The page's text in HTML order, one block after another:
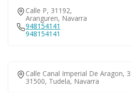
Calle P, 31192,
Aranguren, Navarra
948154141
948154141
Calle Canal Imperial De Aragon,
31500, Tudela, Navarra